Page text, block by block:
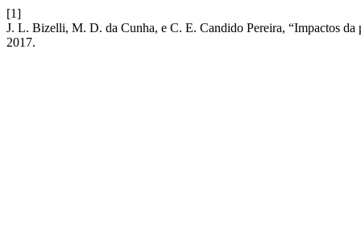
[1]
J. L. Bizelli, M. D. da Cunha, e C. E. Candido Pereira, “Impactos da
2017.